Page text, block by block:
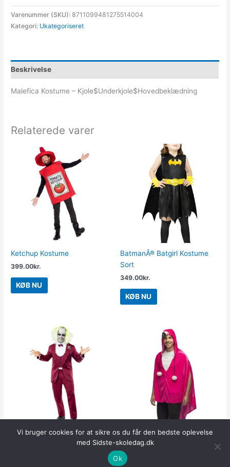
Varenummer (SKU):8711099481275514004
Kategori: Ukategoriseret
Beskrivelse
Malefica Kostume – Kjole$Underkjole$Hovedbeklædning
Relaterede varer
Ketchup Kostume
399.00kr.
KØB NU
BatmanÂ® Batgirl Kostume
Sort
349.00kr.
KØB NU
BeetlejuiceÂ® Bryllups
Flamingo Poncho Kostume
299.00kr.
Vi bruger cookies for at sikre os du får den bedste oplevelse
med Sidste-skoledag.dk
Ok